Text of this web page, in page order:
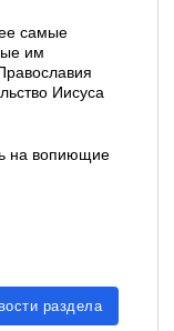
самые
им
Иисуса
на вопиющие
раздела